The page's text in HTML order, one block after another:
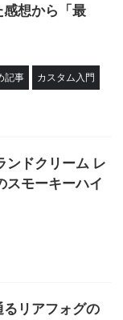
想から「最
記事 カスタム入門
ンドクリーム レ
スモーキーハイ
るリアフォグの